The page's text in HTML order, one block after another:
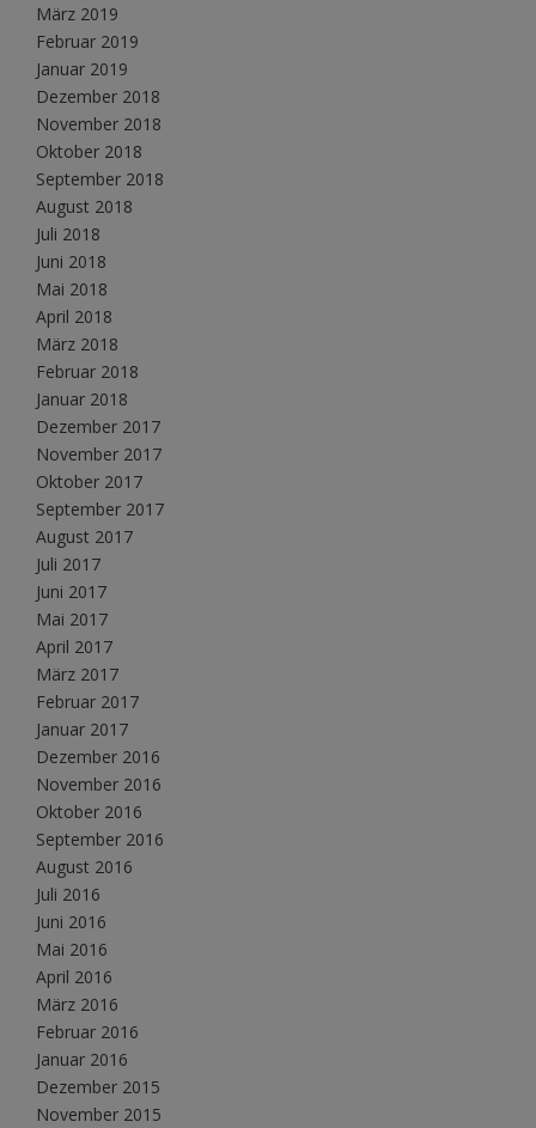
März 2019
Februar 2019
Januar 2019
Dezember 2018
November 2018
Oktober 2018
September 2018
August 2018
Juli 2018
Juni 2018
Mai 2018
April 2018
März 2018
Februar 2018
Januar 2018
Dezember 2017
November 2017
Oktober 2017
September 2017
August 2017
Juli 2017
Juni 2017
Mai 2017
April 2017
März 2017
Februar 2017
Januar 2017
Dezember 2016
November 2016
Oktober 2016
September 2016
August 2016
Juli 2016
Juni 2016
Mai 2016
April 2016
März 2016
Februar 2016
Januar 2016
Dezember 2015
November 2015